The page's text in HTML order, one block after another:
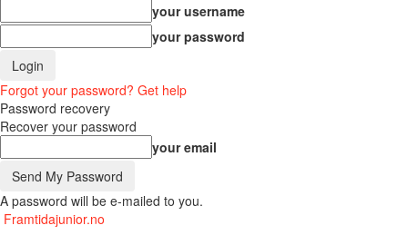
your username
your password
Forgot your password? Get help
Password recovery
Recover your password
your email
A password will be e-mailed to you.
Framtidajunior.no